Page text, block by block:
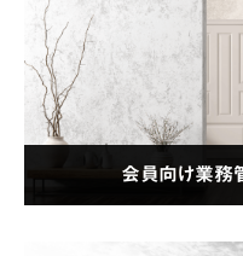
会員向け業務